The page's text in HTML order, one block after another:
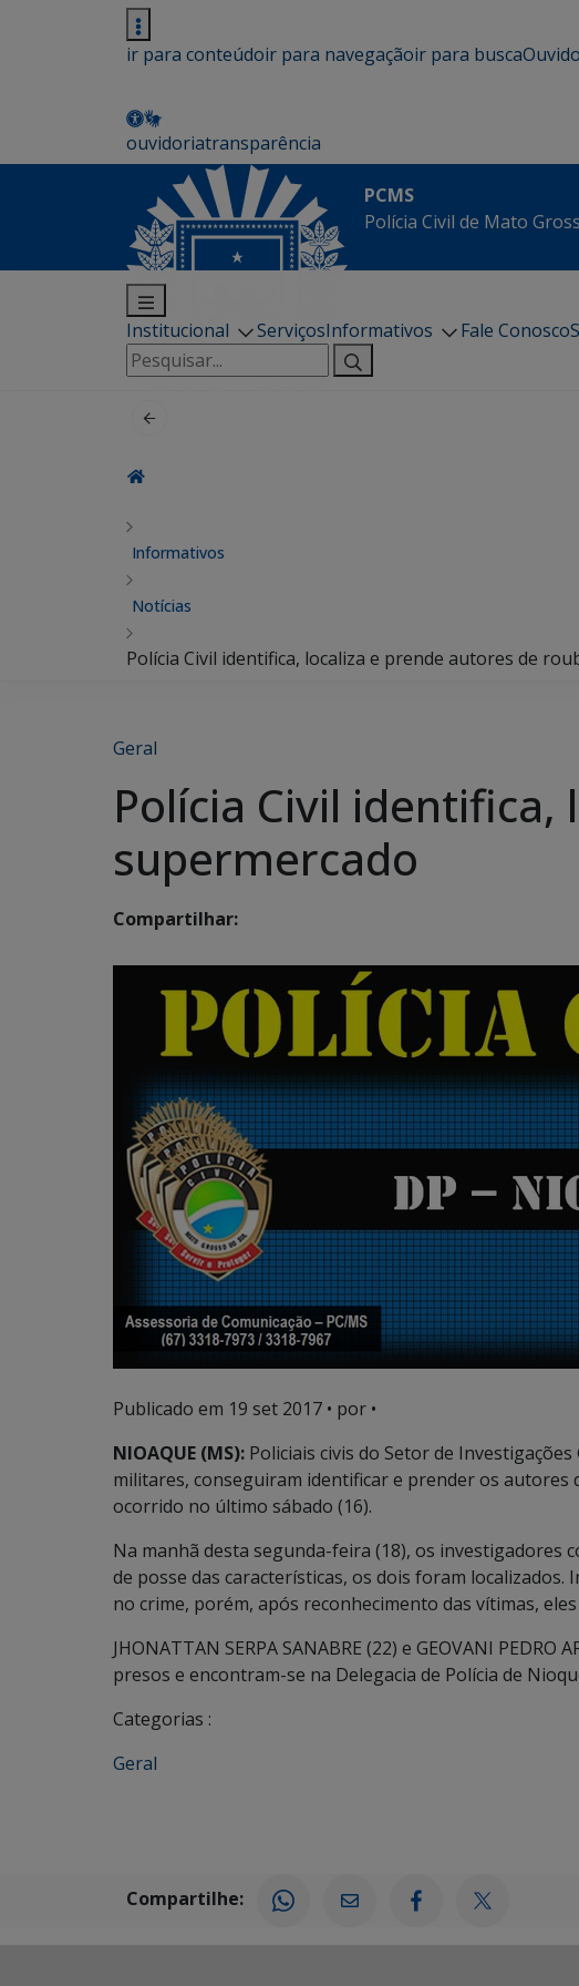
ir para conteúdoir para navegaçãoir para busca
ouvidoriatransparência
PCMS
Polícia Civil de Mato
Institucional ServiçosInformativos Fale Conosco
Pesquisar
por:
Informativos
Notícias
Polícia Civil identifica, localiza e prende autores de
Geral
Polícia Civil
supermercado
Compartilhar:
Publicado em 19 set 2017 • por •
NIOAQUE (MS): Policiais civis do Setor de
militares, conseguiram identificar e prender os autores
ocorrido no último sábado (16).
Na manhã desta segunda-feira (18), os investigadores
de posse das características, os dois foram
no crime, porém, após reconhecimento das vítimas,
JHONATTAN SERPA SANABRE (22) e GEOVANI PEDRO
presos e encontram-se na Delegacia de Polícia de
Categorias :
Geral
Compartilhe: